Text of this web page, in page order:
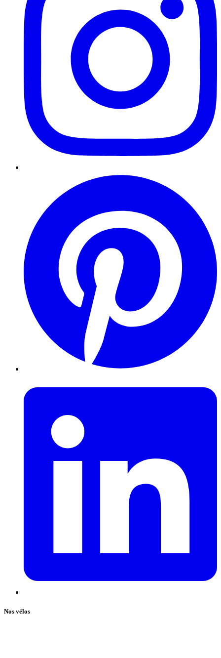
Nos vélos